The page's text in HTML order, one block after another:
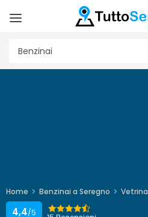
Home Benzinai a Seregno Vetrina
4,4/5